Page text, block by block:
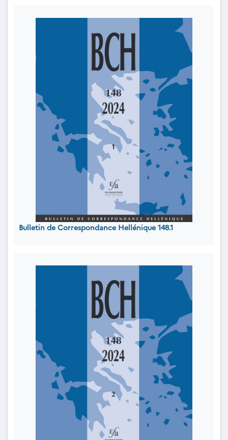
Bulletin de Correspondance Hellénique 148.1